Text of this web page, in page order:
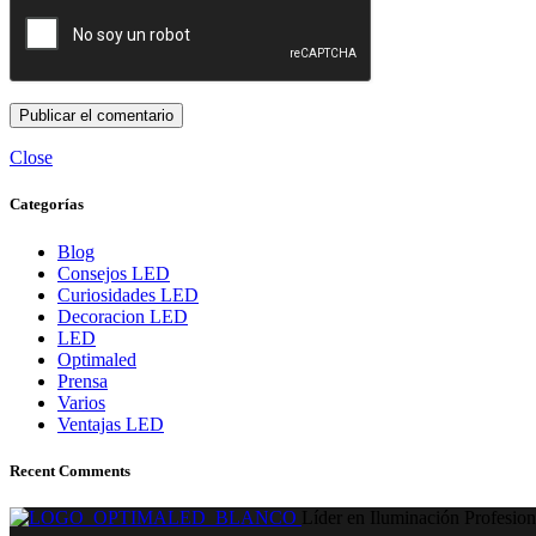
Close
Categorías
Blog
Consejos LED
Curiosidades LED
Decoracion LED
LED
Optimaled
Prensa
Varios
Ventajas LED
Recent Comments
Líder en Iluminación